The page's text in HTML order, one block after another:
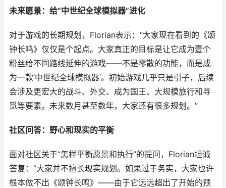
未来愿景：给“中世纪全球模拟器”进化
对于游戏的长期规划，Florian表示：“大家现在看到的《颂
钟长鸣》仅仅是个起点。大家真正的目标是让它成为壹个
粉丝给不同路线延伸的游戏——不是零散的功能，而是成
为一款‘中世纪全球模拟器’。初始游戏几乎只是引子，后续
会涉及更宏大的战斗、外交、成为国王、大规模旅行和寻
觅等要素。未来数月甚至数年，大家还有很多规划。”
社区问答：野心和现实的平衡
面对社区关于“怎样平衡愿景和执行”的提问，Florian坦诚
答复：“大家并不擅长现实规划。如果过于务实，大家也许
根本做不出《颂钟长鸣》——由于它远远超出了开始的预